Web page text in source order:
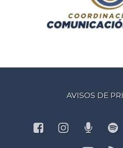
AVISOS DE
Facebook
Instagram